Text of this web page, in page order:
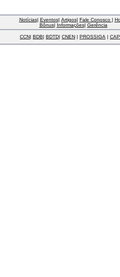
Notícias| Eventos| Artigos| Fale Conosco |
Bônus| Informações| Gerência
CCN| BDB| BDTD| CNEN | PROSSIGA |